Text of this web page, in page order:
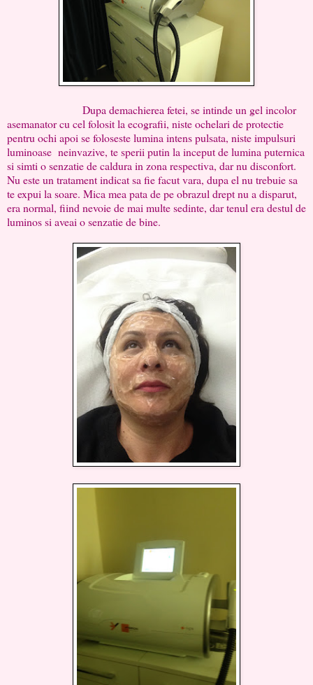
Dupa demachierea fetei, se intinde un gel incolor
asemanator cu cel folosit la ecografii, niste ochelari de protectie
pentru ochi apoi se foloseste lumina intens pulsata, niste impulsuri
luminoase neinvazive, te sperii putin la inceput de lumina puternica
si simti o senzatie de caldura in zona respectiva, dar nu disconfort.
Nu este un tratament indicat sa fie facut vara, dupa el nu trebuie sa
te expui la soare. Mica mea pata de pe obrazul drept nu a disparut,
era normal, fiind nevoie de mai multe sedinte, dar tenul era destul de
luminos si aveai o senzatie de bine.